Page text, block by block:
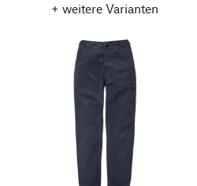
+ weitere Varianten